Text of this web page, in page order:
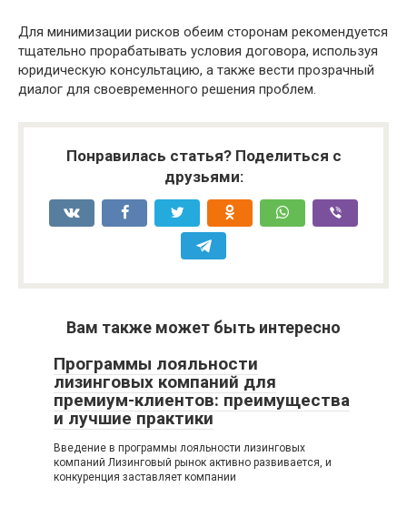
Для минимизации рисков обеим сторонам рекомендуется
тщательно прорабатывать условия договора, используя
юридическую консультацию, а также вести прозрачный
диалог для своевременного решения проблем.
Понравилась статья? Поделиться с
друзьями:
Вам также может быть интересно
Программы лояльности
лизинговых компаний для
премиум-клиентов: преимущества
и лучшие практики
Введение в программы лояльности лизинговых
компаний Лизинговый рынок активно развивается, и
конкуренция заставляет компании